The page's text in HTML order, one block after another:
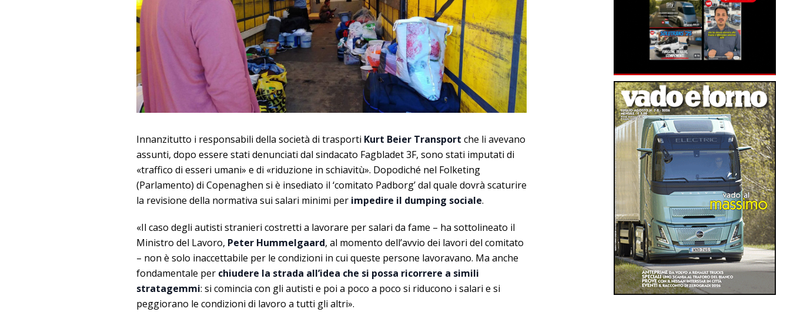
Innanzitutto i responsabili della società di trasporti Kurt Beier Transport che li avevano
assunti, dopo essere stati denunciati dal sindacato Fagbladet 3F, sono stati imputati di
«traffico di esseri umani» e di «riduzione in schiavitù». Dopodiché nel Folketing
(Parlamento) di Copenaghen si è insediato il ‘comitato Padborg’ dal quale dovrà scaturire
la revisione della normativa sui salari minimi per impedire il dumping sociale.
«Il caso degli autisti stranieri costretti a lavorare per salari da fame – ha sottolineato il
Ministro del Lavoro, Peter Hummelgaard, al momento dell’avvio dei lavori del comitato
– non è solo inaccettabile per le condizioni in cui queste persone lavoravano. Ma anche
fondamentale per chiudere la strada all’idea che si possa ricorrere a simili
stratagemmi: si comincia con gli autisti e poi a poco a poco si riducono i salari e si
peggiorano le condizioni di lavoro a tutti gli altri».